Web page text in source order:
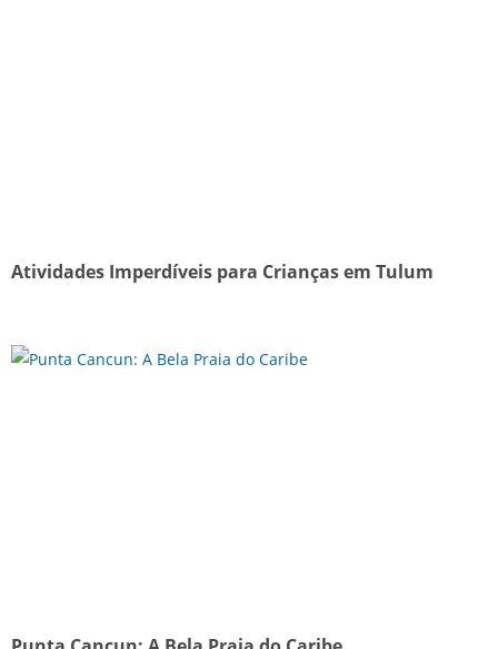
Atividades Imperdíveis para Crianças em Tulum